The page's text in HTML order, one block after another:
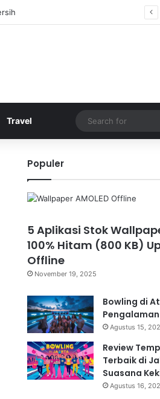
Travel
Populer
5 Aplikasi Stok
100% Hitam (800 KB)
Offline
November 19, 2025
Bowling di
Agustus 15,
Review
Terbaik di
Suasana
Agustus 16,